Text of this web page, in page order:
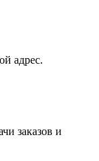
адрес.
заказов и